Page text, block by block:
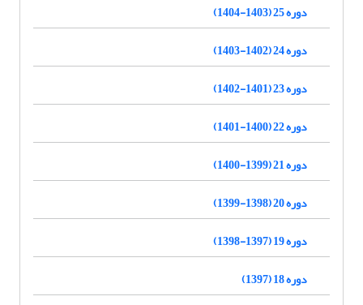
دوره 25 (1403-1404)
دوره 24 (1402-1403)
دوره 23 (1401-1402)
دوره 22 (1400-1401)
دوره 21 (1399-1400)
دوره 20 (1398-1399)
دوره 19 (1397-1398)
دوره 18 (1397)